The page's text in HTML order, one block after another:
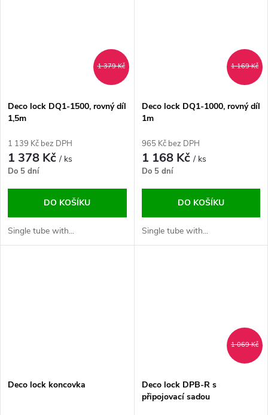
1 379 Kč
Deco lock DQ1-1500, rovný díl
1,5m
1 139 Kč bez DPH
1 378 Kč/ ks
Do 5 dní
DO KOŠÍKU
Single tube with...
1 169 Kč
Deco lock DQ1-1000, rovný díl
1m
965 Kč bez DPH
1 168 Kč/ ks
Do 5 dní
DO KOŠÍKU
Single tube with...
Deco lock koncovka
1 069 Kč
Deco lock DPB-R s
připojovací sadou